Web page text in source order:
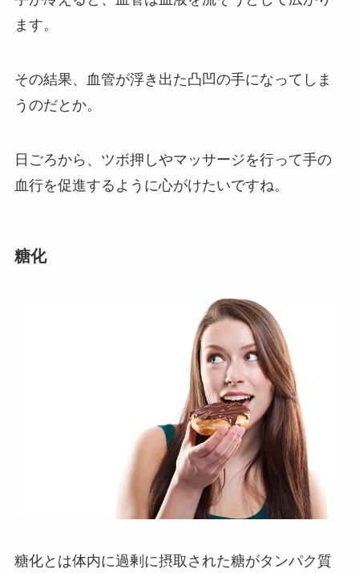
ます。
その結果、血管が浮き出た凸凹の手になってしま
うのだとか。
日ごろから、ツボ押しやマッサージを行って手の
血行を促進するように心がけたいですね。
糖化
糖化とは体内に過剰に摂取された糖がタンパク質